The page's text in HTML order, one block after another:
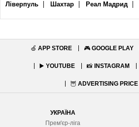
Ліверпуль Шахтар Реал Мадрид
🍏 APP STORE 🎮 GOOGLE PLAY
▶️ YOUTUBE 📸 INSTAGRAM
🦉 ADVERTISING PRICE
УКРАЇНА
Прем'єр-ліга